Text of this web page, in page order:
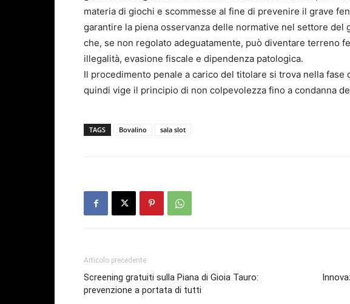
materia di giochi e scommesse al fine di prevenire il grave
garantire la piena osservanza delle normative nel settore del
che, se non regolato adeguatamente, può diventare terreno
illegalità, evasione fiscale e dipendenza patologica.
Il procedimento penale a carico del titolare si trova nella fase
quindi vige il principio di non colpevolezza fino a condanna
TAGS Bovalino sala slot
Articolo precedente
Screening gratuiti sulla Piana di Gioia Tauro:
prevenzione a portata di tutti